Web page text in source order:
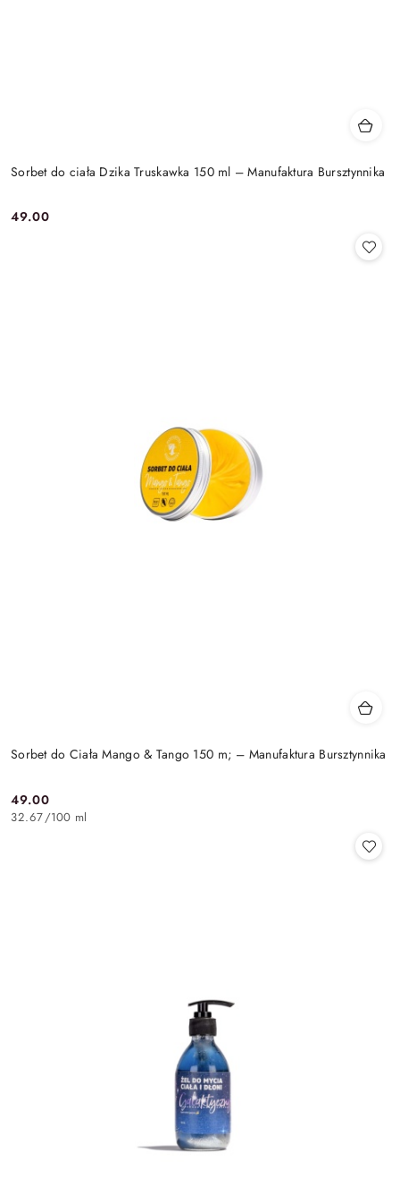
Sorbet do ciała Dzika Truskawka 150 ml – Manufaktura Bursztynnika
Cena:
49.00
Sorbet do Ciała Mango & Tango 150 m; – Manufaktura Bursztynnika
Cena:
49.00
32.67/100 ml